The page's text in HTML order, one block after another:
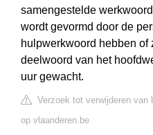
samengestelde
wordt gevormd door de
hulpwerkwoord hebben of
deelwoord van het
uur gewacht.
Verzoek tot verwijderen van
op vlaanderen.be